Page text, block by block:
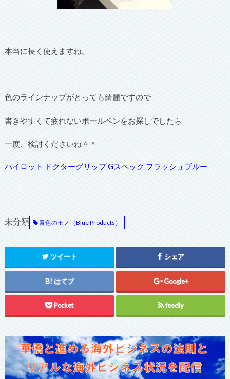
本当に長く使えますね。
色のラインナップがとっても綺麗ですので
書きやすくて疲れないボールペンをお探しでしたら
一度、検討くださいね＾＾
パイロット ドクターグリップ Gスペック フラッシュブルー
未分類 青色のモノ（Blue Products）
ツイート シェア
はてブ Google+
Pocket feedly